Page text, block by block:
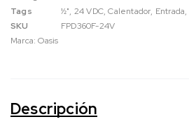
Tags
½", 24 VDC,Calentador, Entrada,
SKU
FPD360F-24V
Marca:Oasis
Descripción